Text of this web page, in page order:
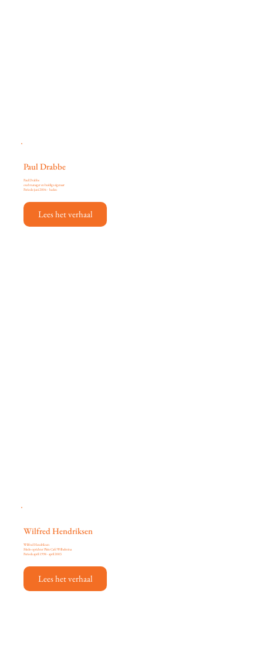
Paul Drabbe
Paul Drabbe
oud manager en huidige eigenaar
Periode: juni 2004 - heden
Lees het verhaal
Wilfred Hendriksen
Wilfred Hendriksen
Mede-oprichter Plein Café Wilhelmina
Periode april 1998 - april 2003
Lees het verhaal